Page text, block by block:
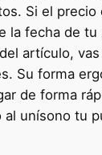
Si el precio
la fecha de tu
artículo,
Su forma
de forma
al unísono tu